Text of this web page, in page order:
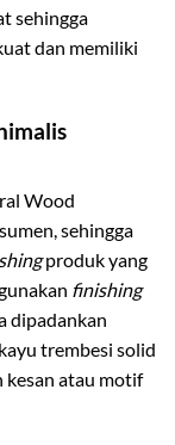
sehingga
dan memiliki
Wood
sehingga
produk yang
finishing
dipadankan
trembesi solid
kesan atau motif